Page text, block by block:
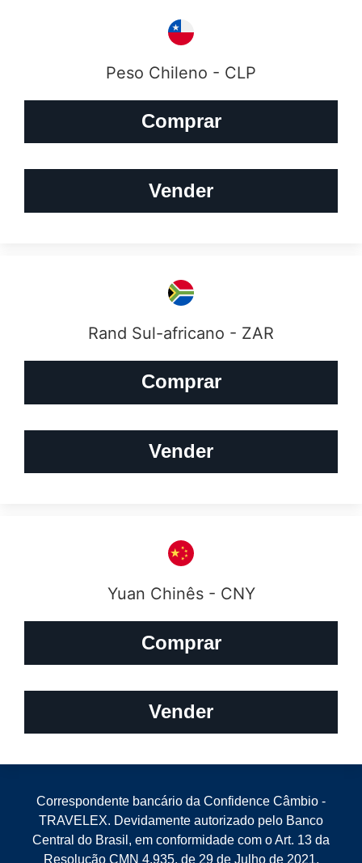
Peso Chileno - CLP
Comprar
Vender
Rand Sul-africano - ZAR
Comprar
Vender
Yuan Chinês - CNY
Comprar
Vender
Correspondente bancário da Confidence Câmbio -
TRAVELEX. Devidamente autorizado pelo Banco
Central do Brasil, em conformidade com o Art. 13 da
Resolução CMN 4.935, de 29 de Julho de 2021.